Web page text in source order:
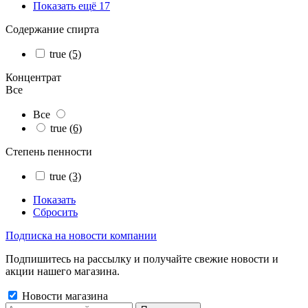
Показать ещё 17
Содержание спирта
true (5)
Концентрат
Все
Все
true (6)
Степень пенности
true (3)
Показать
Сбросить
Подписка на новости компании
Подпишитесь на рассылку и получайте свежие новости и
акции нашего магазина.
Новости магазина